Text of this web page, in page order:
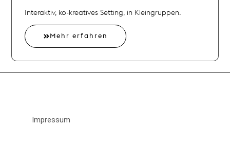
Interaktiv, ko-kreatives Setting, in Kleingruppen.
Mehr erfahren
Impressum